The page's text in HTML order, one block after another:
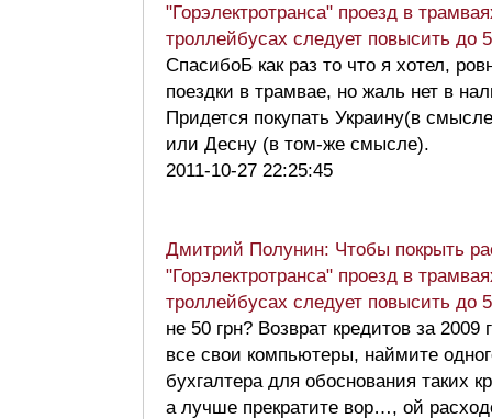
"Горэлектротранса" проезд в
троллейбусах следует повысить до
СпасибоБ как раз то что я хотел,
поездки в трамвае, но жаль нет в
Придется покупать Украину(в
или Десну (в том-же смысле).
2011-10-27 22:25:45
Дмитрий Полунин: Чтобы покрыть
"Горэлектротранса" проезд в
троллейбусах следует повысить до
не 50 грн? Возврат кредитов за 2009
все свои компьютеры, наймите
бухгалтера для обоснования таких
а лучше прекратите вор…, ой